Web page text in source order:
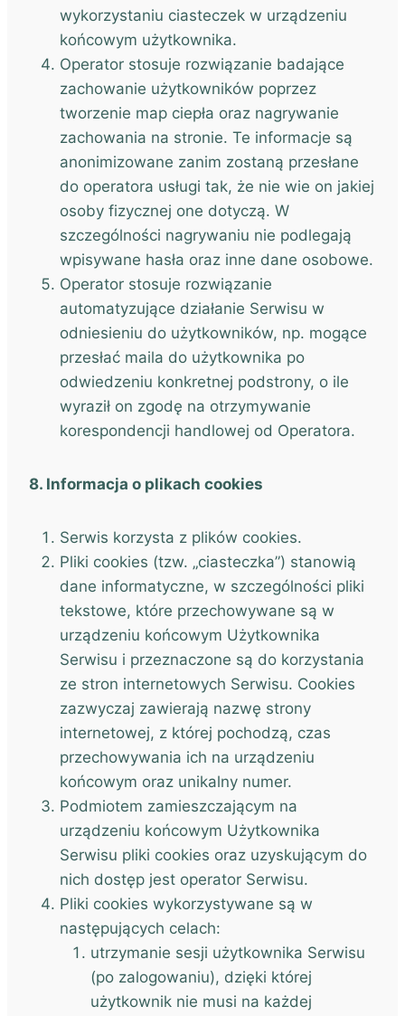
wykorzystaniu ciasteczek w urządzeniu
końcowym użytkownika.
Operator stosuje rozwiązanie badające
zachowanie użytkowników poprzez
tworzenie map ciepła oraz nagrywanie
zachowania na stronie. Te informacje są
anonimizowane zanim zostaną przesłane
do operatora usługi tak, że nie wie on jakiej
osoby fizycznej one dotyczą. W
szczególności nagrywaniu nie podlegają
wpisywane hasła oraz inne dane osobowe.
Operator stosuje rozwiązanie
automatyzujące działanie Serwisu w
odniesieniu do użytkowników, np. mogące
przesłać maila do użytkownika po
odwiedzeniu konkretnej podstrony, o ile
wyraził on zgodę na otrzymywanie
korespondencji handlowej od Operatora.
8. Informacja o plikach cookies
Serwis korzysta z plików cookies.
Pliki cookies (tzw. „ciasteczka”) stanowią
dane informatyczne, w szczególności pliki
tekstowe, które przechowywane są w
urządzeniu końcowym Użytkownika
Serwisu i przeznaczone są do korzystania
ze stron internetowych Serwisu. Cookies
zazwyczaj zawierają nazwę strony
internetowej, z której pochodzą, czas
przechowywania ich na urządzeniu
końcowym oraz unikalny numer.
Podmiotem zamieszczającym na
urządzeniu końcowym Użytkownika
Serwisu pliki cookies oraz uzyskującym do
nich dostęp jest operator Serwisu.
Pliki cookies wykorzystywane są w
następujących celach:
utrzymanie sesji użytkownika Serwisu
(po zalogowaniu), dzięki której
użytkownik nie musi na każdej